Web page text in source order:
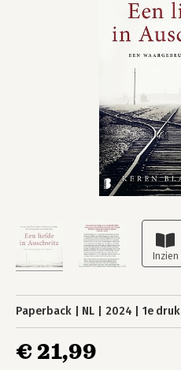
Paperback NL 2024 1e druk
€ 21,99